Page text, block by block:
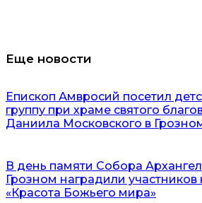
Еще новости
Епископ Амвросий посетил
группу при храме святого
Даниила Московского в
В день памяти Собора
Грозном наградили участников
«Красота Божьего мира»